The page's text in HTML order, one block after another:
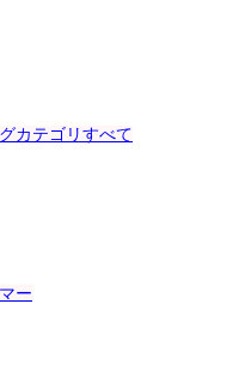
カテゴリすべて
ー